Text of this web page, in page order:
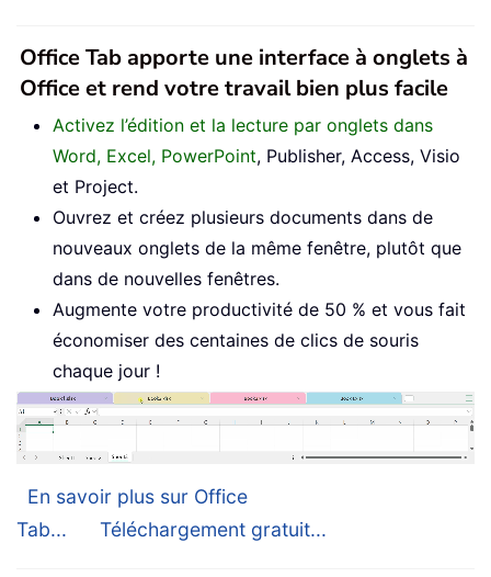
Office Tab apporte une interface à onglets à
Office et rend votre travail bien plus facile
Activez l’édition et la lecture par onglets dans
Word, Excel, PowerPoint, Publisher, Access, Visio
et Project.
Ouvrez et créez plusieurs documents dans de
nouveaux onglets de la même fenêtre, plutôt que
dans de nouvelles fenêtres.
Augmente votre productivité de 50 % et vous fait
économiser des centaines de clics de souris
chaque jour !
En savoir plus sur Office
Tab...
Téléchargement gratuit...